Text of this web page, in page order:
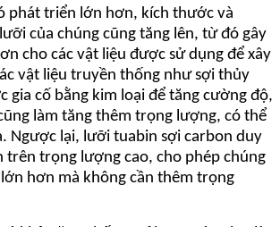
phát triển lớn hơn, kích thước và
của chúng cũng tăng lên, từ đó gây
cho các vật liệu được sử dụng để xây
vật liệu truyền thống như sợi thủy
gia cố bằng kim loại để tăng cường độ,
làm tăng thêm trọng lượng, có thể
Ngược lại, lưỡi tuabin sợi carbon duy
trên trọng lượng cao, cho phép chúng
hơn mà không cần thêm trọng